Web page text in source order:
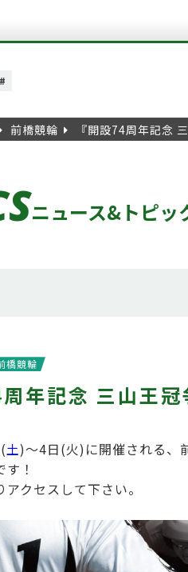
前橋競輪 『開設74周年記念
ニュース&トピッ
橋競輪
周年記念 三山王
土)～4日(火)に開催される、
！
クセスして下さい。